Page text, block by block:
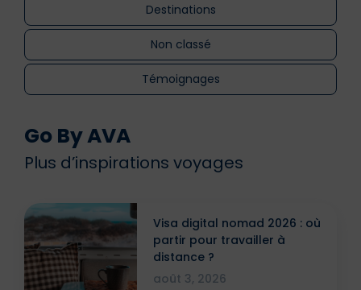
Destinations
Non classé
Témoignages
Go By AVA
Plus d’inspirations voyages
Visa digital nomad 2026 : où
partir pour travailler à
distance ?
août 3, 2026